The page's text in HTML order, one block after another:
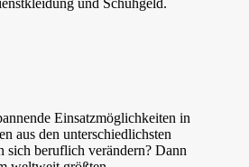
Einsatzmöglichkeiten in
aus den unterschiedlichsten
sich beruflich verändern? Dann